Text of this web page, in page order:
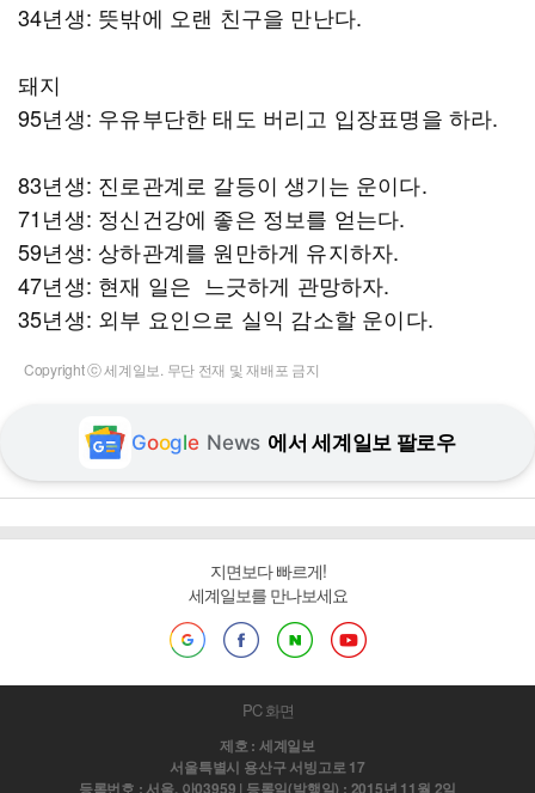
34년생: 뜻밖에 오랜 친구을 만난다.
돼지
95년생: 우유부단한 태도 버리고 입장표명을 하라.
83년생: 진로관계로 갈등이 생기는 운이다.
71년생: 정신건강에 좋은 정보를 얻는다.
59년생: 상하관계를 원만하게 유지하자.
47년생: 현재 일은 느긋하게 관망하자.
35년생: 외부 요인으로 실익 감소할 운이다.
Copyright ⓒ 세계일보. 무단 전재 및 재배포 금지
Google News 에서 세계일보 팔로우
지면보다 빠르게!
세계일보를 만나보세요
PC 화면
제호 : 세계일보
서울특별시 용산구 서빙고로 17
등록번호 : 서울, 아03959 | 등록일(발행일) : 2015년 11월 2일